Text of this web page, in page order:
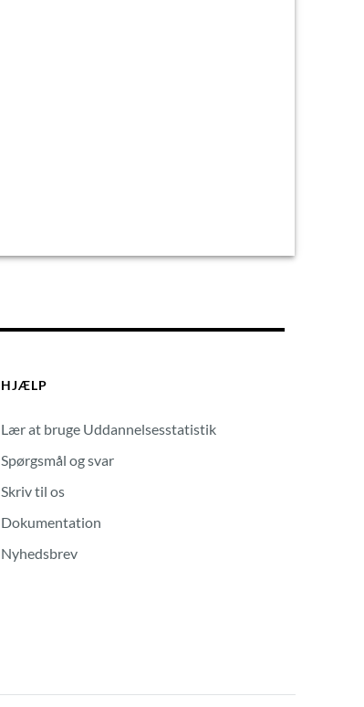
HJÆLP
Lær at bruge Uddannelsesstatistik
Spørgsmål og svar
Skriv til os
Dokumentation
Nyhedsbrev